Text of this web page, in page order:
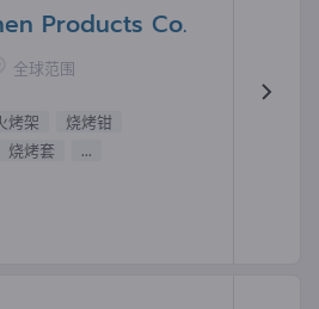
Products Co.
全球范围
烤架
烧烤钳
烧烤套 ...